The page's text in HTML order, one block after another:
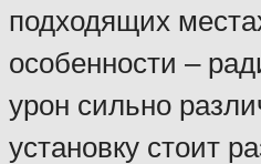
подходящих
особенности –
урон сильно
установку стоит